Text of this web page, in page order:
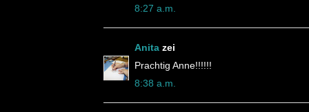
8:27 a.m.
Anita zei
Prachtig Anne!!!!!!
8:38 a.m.